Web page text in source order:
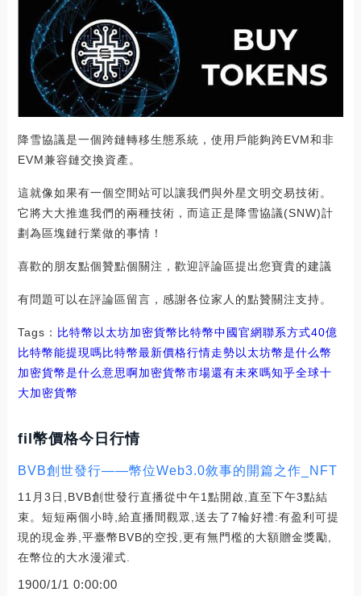
降雪協議是一個跨鏈轉移生態系統，使用戶能夠跨EVM和非
EVM兼容鏈交換資產。
這就像如果有一個空間站可以讓我們與外星文明交易技術。
它將大大推進我們的兩種技術，而這正是降雪協議(SNW)計
劃為區塊鏈行業做的事情！
喜歡的朋友點個贊點個關注，歡迎評論區提出您寶貴的建議
有問題可以在評論區留言，感謝各位家人的點贊關注支持。
Tags： 比特幣 以太坊加密貨幣比特幣中國官網聯系方式40億
比特幣能提現嗎比特幣最新價格行情走勢以太坊幣是什么幣
加密貨幣是什么意思啊加密貨幣市場還有未來嗎知乎全球十
大加密貨幣
fil幣價格今日行情
BVB創世發行——幣位Web3.0敘事的開篇之作_NFT
11月3日,BVB創世發行直播從中午1點開啟,直至下午3點結
束。短短兩個小時,給直播間觀眾,送去了7輪好禮:有盈利可提
現的現金券,平臺幣BVB的空投,更有無門檻的大額贈金獎勵,
在幣位的大水漫灌式.
1900/1/1 0:00:00